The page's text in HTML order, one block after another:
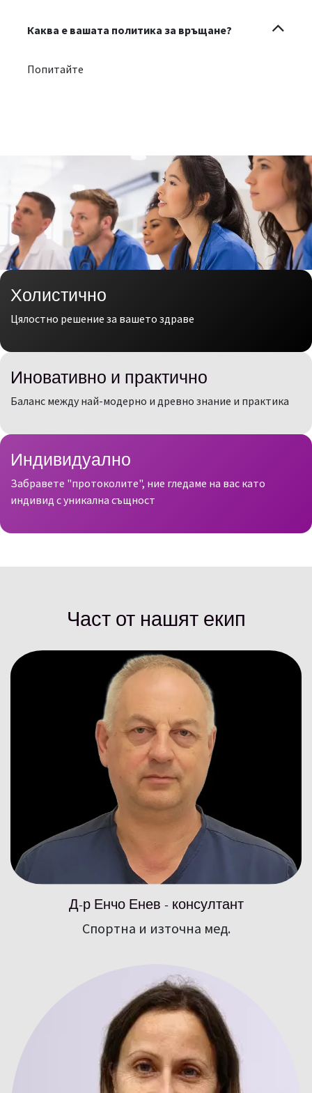
Каква е вашата политика за връщане?
Попитайте
Иновативно и практично
Баланс между най-модерно и древно знание и практика
Холистично
Цялостно решение за вашето здраве
Индивидуално
Забравете "протоколите", ние гледаме на вас като
индивид с уникална същност
Част от нашят екип
Д-р Енчо Енев - консултант
Спортна и източна мед.